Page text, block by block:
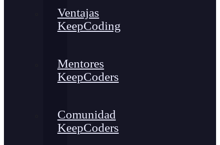
Ventajas
KeepCoding
Mentores
KeepCoders
Comunidad
KeepCoders